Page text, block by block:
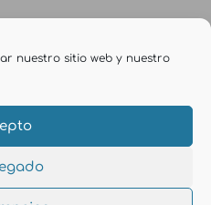
nuestro sitio web y nuestro